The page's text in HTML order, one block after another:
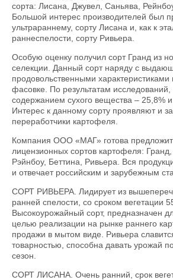
сорта: Лисана, Джувел, Саньява,
Большой интерес производителей был
ультрараннему, сорту Лисана и, как к
раннеспелости, сорту Ривьера.
Особую оценку получил сорт Гранд из
селекции. Данный сорт наряду с
продовольственными характеристиками
фасовке. По результатам
содержанием сухого вещества – 25,8%
Интерес к данному сорту проявляют и
переработчики картофеля.
Компания ООО «МАГ» готова
лицензионных сортов картофеля:
Рэйнбоу, Беттина, Ривьера. Вся
и отвечает российским и зарубежным
СОРТ РИВЬЕРА. Лидирует из
ранней спелости, со сроком вегетации
Высокоурожайный сорт, предназначен
целью реализации на рынке раннего
продажи в мытом виде. Ривьера
товарностью, способна давать урожай
сезон.
СОРТ ЛИСАНА. Очень ранний, срок